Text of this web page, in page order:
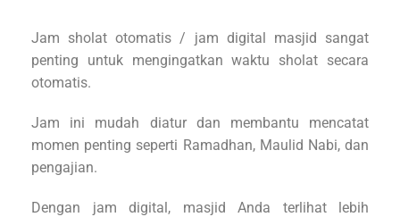
Jam sholat otomatis / jam digital masjid sangat
penting untuk mengingatkan waktu sholat secara
otomatis.
Jam ini mudah diatur dan membantu mencatat
momen penting seperti Ramadhan, Maulid Nabi, dan
pengajian.
Dengan jam digital, masjid Anda terlihat lebih